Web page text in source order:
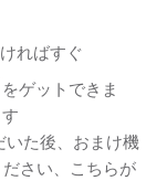
ればすぐ
をゲットできま
た後、おまけ機
さい、こちらが